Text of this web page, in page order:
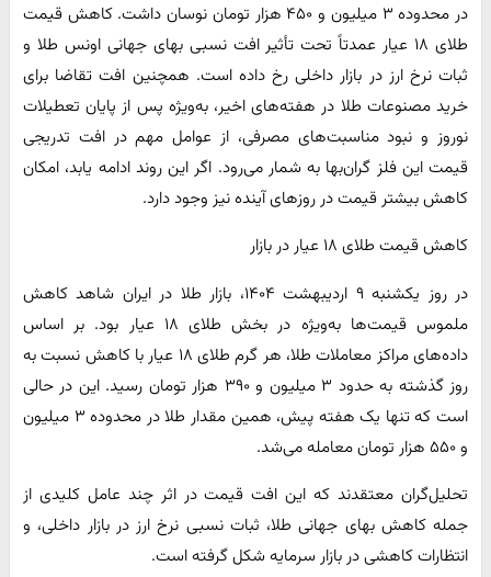
در محدوده ۳ میلیون و ۴۵۰ هزار تومان نوسان داشت. کاهش قیمت
طلای ۱۸ عیار عمدتاً تحت تأثیر افت نسبی بهای جهانی اونس طلا و
ثبات نرخ ارز در بازار داخلی رخ داده است. همچنین افت تقاضا برای
خرید مصنوعات طلا در هفته‌های اخیر، به‌ویژه پس از پایان تعطیلات
نوروز و نبود مناسبت‌های مصرفی، از عوامل مهم در افت تدریجی
قیمت این فلز گران‌بها به شمار می‌رود. اگر این روند ادامه یابد، امکان
کاهش بیشتر قیمت در روزهای آینده نیز وجود دارد.
کاهش قیمت طلای ۱۸ عیار در بازار
در روز یکشنبه ۹ اردیبهشت ۱۴۰۴، بازار طلا در ایران شاهد کاهش
ملموس قیمت‌ها به‌ویژه در بخش طلای ۱۸ عیار بود. بر اساس
داده‌های مراکز معاملات طلا، هر گرم طلای ۱۸ عیار با کاهش نسبت به
روز گذشته به حدود ۳ میلیون و ۳۹۰ هزار تومان رسید. این در حالی
است که تنها یک هفته پیش، همین مقدار طلا در محدوده ۳ میلیون
و ۵۵۰ هزار تومان معامله می‌شد.
تحلیل‌گران معتقدند که این افت قیمت در اثر چند عامل کلیدی از
جمله کاهش بهای جهانی طلا، ثبات نسبی نرخ ارز در بازار داخلی، و
انتظارات کاهشی در بازار سرمایه شکل گرفته است.